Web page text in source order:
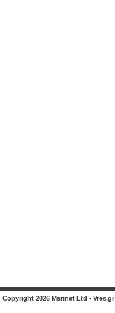
Copyright 2026 Marinet Ltd - Vres.gr